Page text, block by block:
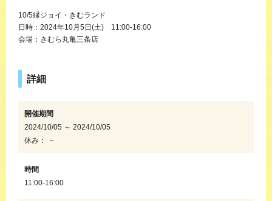
10/5縁ジョイ・きむランド
日時：2024年10月5日(土) 11:00-16:00
会場：きむら丸亀三条店
詳細
開催期間
2024/10/05 ～ 2024/10/05
休み： －
時間
11:00-16:00